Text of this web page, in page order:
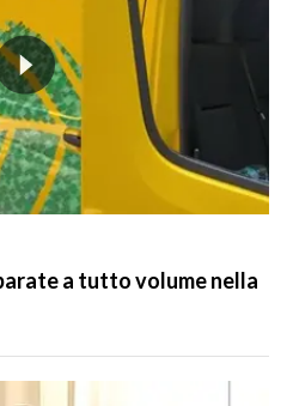
a tutto volume nella